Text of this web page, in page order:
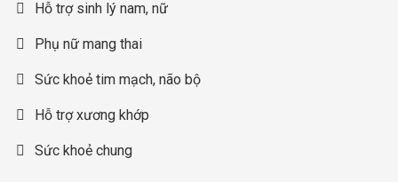
Hỗ trợ sinh lý nam, nữ
Phụ nữ mang thai
Sức khoẻ tim mạch, não bộ
Hỗ trợ xương khớp
Sức khoẻ chung